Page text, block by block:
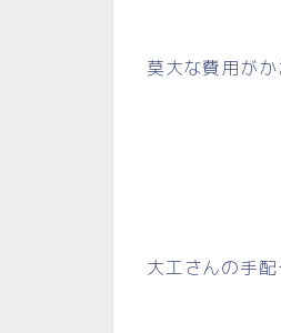
莫大な費用が
大工さんの手